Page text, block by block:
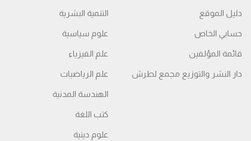
دليل الموقع
حسابي الخاص
قائمة المؤلفين
دار النشر والتوزيع مجمع لطرش
التنمية البشرية
علوم سياسية
علم الفيزياء
علم الرياضيات
الهندسة المدنية
كتب اللغة
علوم دينية